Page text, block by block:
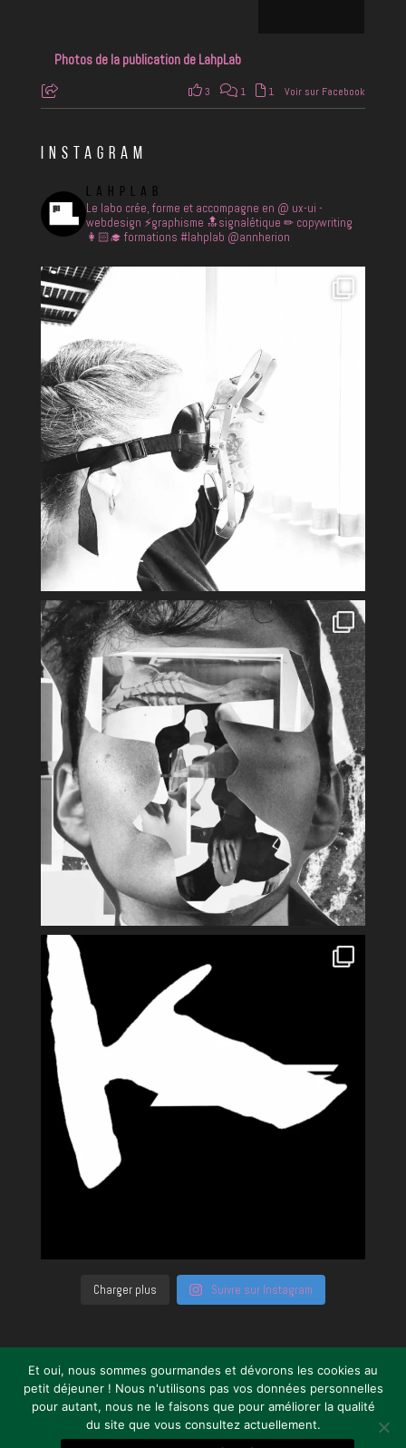
Photos de la publication de LahpLab
3 1 1 Voir sur Facebook
INSTAGRAM
LAHPLAB
Le labo crée, forme et accompagne en @ ux-ui -
webdesign ⚡️graphisme 🔝signalétique ✏ copywriting
👩🏻‍🎓 formations #lahplab @annherion
Charger plus Suivre sur Instagram
Et oui, nous sommes gourmandes et dévorons les cookies au
petit déjeuner ! Nous n'utilisons pas vos données personnelles
pour autant, nous ne le faisons que pour améliorer la qualité
du site que vous consultez actuellement.